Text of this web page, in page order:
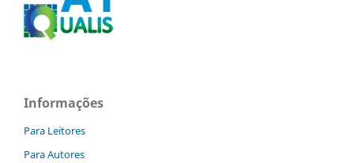
Informações
Para Leitores
Para Autores